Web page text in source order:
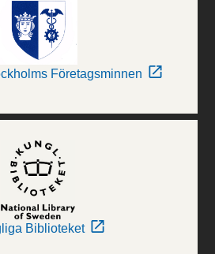
Företagsminnen
Biblioteket